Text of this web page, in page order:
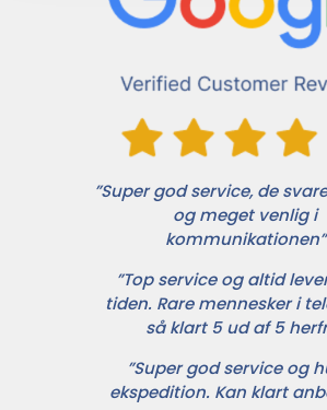
”Super god service, de
og meget venlig i
kommunikationen”
”Top service og altid
tiden. Rare mennesker i
så klart 5 ud af 5
”Super god service og
ekspedition. Kan klart